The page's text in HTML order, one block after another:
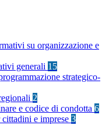
su organizzazione e
generali 15
strategico-
2
e codice di condotta 6
e imprese 3